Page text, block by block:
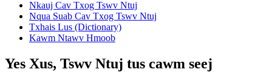
Nkauj Cav Txog Tswv Ntuj
Nqua Suab Cav Txog Tswv Ntuj
Txhais Lus (Dictionary)
Kawm Ntawv Hmoob
Yes Xus, Tswv Ntuj tus cawm seej